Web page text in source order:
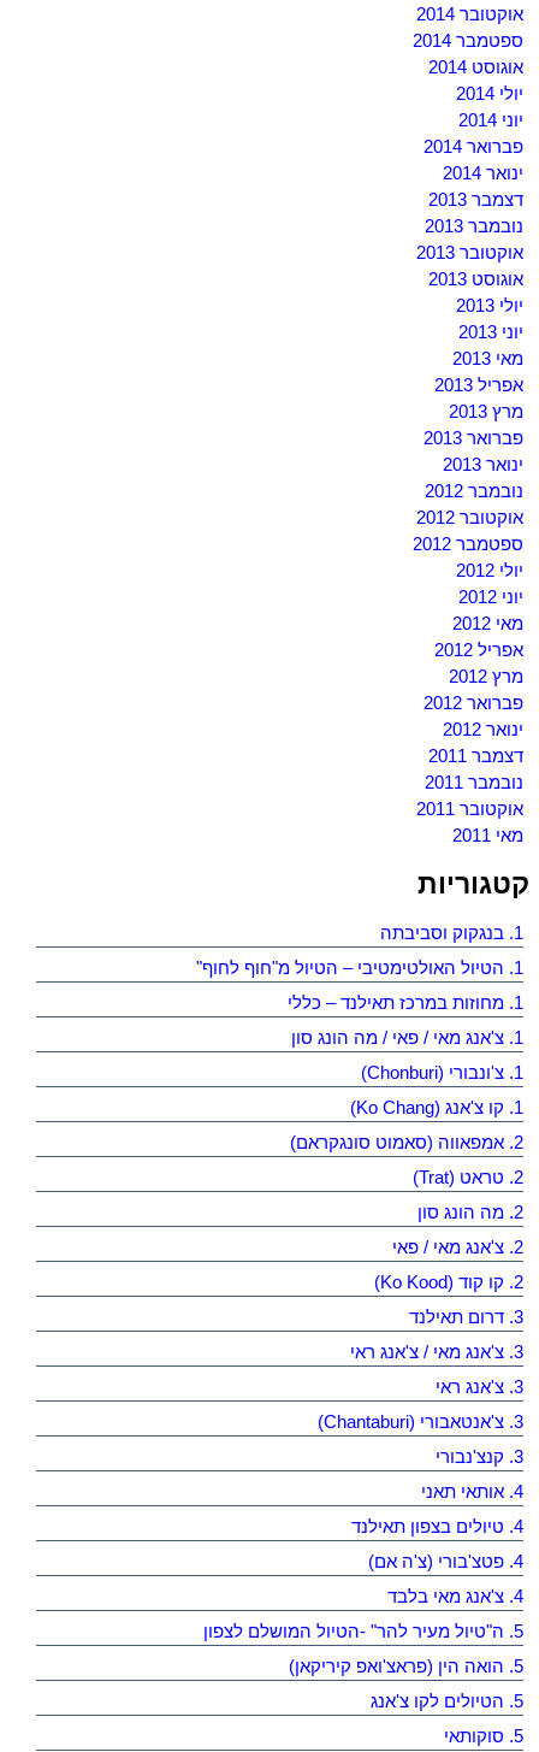
אוקטובר 2014
ספטמבר 2014
אוגוסט 2014
יולי 2014
יוני 2014
פברואר 2014
ינואר 2014
דצמבר 2013
נובמבר 2013
אוקטובר 2013
אוגוסט 2013
יולי 2013
יוני 2013
מאי 2013
אפריל 2013
מרץ 2013
פברואר 2013
ינואר 2013
נובמבר 2012
אוקטובר 2012
ספטמבר 2012
יולי 2012
יוני 2012
מאי 2012
אפריל 2012
מרץ 2012
פברואר 2012
ינואר 2012
דצמבר 2011
נובמבר 2011
אוקטובר 2011
מאי 2011
קטגוריות
1. בנגקוק וסביבתה
1. הטיול האולטימטיבי – הטיול מ"חוף לחוף"
1. מחוזות במרכז תאילנד – כללי
1. צ'אנג מאי / פאי / מה הונג סון
1. צ'ונבורי (Chonburi)
1. קו צ'אנג (Ko Chang)
2. אמפאווה (סאמוט סונגקראם)
2. טראט (Trat)
2. מה הונג סון
2. צ'אנג מאי / פאי
2. קו קוד (Ko Kood)
3. דרום תאילנד
3. צ'אנג מאי / צ'אנג ראי
3. צ'אנג ראי
3. צ'אנטאבורי (Chantaburi)
3. קנצ'נבורי
4. אותאי תאני
4. טיולים בצפון תאילנד
4. פטצ'בורי (צ'ה אם)
4. צ'אנג מאי בלבד
5. ה"טיול מעיר להר" -הטיול המושלם לצפון
5. הואה הין (פראצ'ואפ קיריקאן)
5. הטיולים לקו צ'אנג
5. סוקותאי